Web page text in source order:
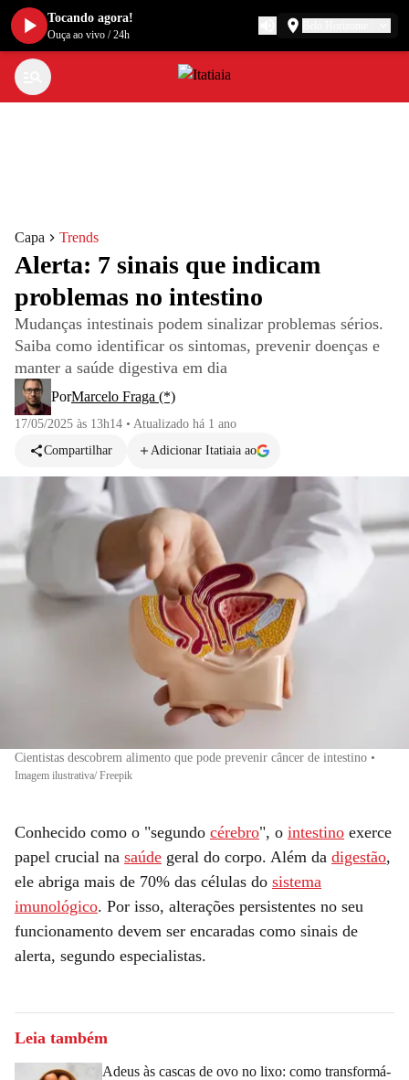
Capa Trends
Alerta: 7 sinais que indicam
problemas no intestino
Mudanças intestinais podem sinalizar problemas sérios.
Saiba como identificar os sintomas, prevenir doenças e
manter a saúde digestiva em dia
PorMarcelo Fraga (*)
17/05/2025 às 13h14 • Atualizado há 1 ano
Compartilhar
Adicionar Itatiaia ao
Cientistas descobrem alimento que pode prevenir câncer de intestino •
Imagem ilustrativa/ Freepik
Conhecido como o "segundo cérebro", o intestino exerce
papel crucial na saúde geral do corpo. Além da digestão,
ele abriga mais de 70% das células do sistema
imunológico. Por isso, alterações persistentes no seu
funcionamento devem ser encaradas como sinais de
alerta, segundo especialistas.
Leia também
Adeus às cascas de ovo no lixo: como transformá-
Tocando agora!
Ouça ao vivo /24h